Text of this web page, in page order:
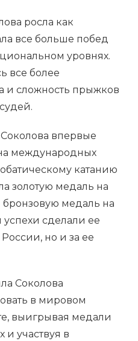
росла как
все больше побед
уровнях.
все более
и сложность прыжков
впервые
международных
катанию
золотую медаль на
медаль на
сделали ее
но и за ее
Соколова
в мировом
выигрывая медали
и участвуя в